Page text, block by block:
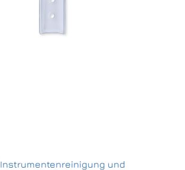
Instrumentenreinigung und